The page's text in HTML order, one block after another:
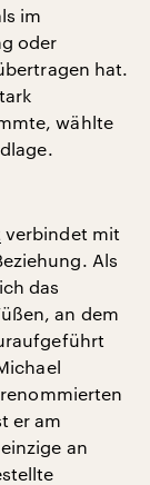
im
oder
hat.
wählte
verbindet mit
Als
das
an dem
er am
an